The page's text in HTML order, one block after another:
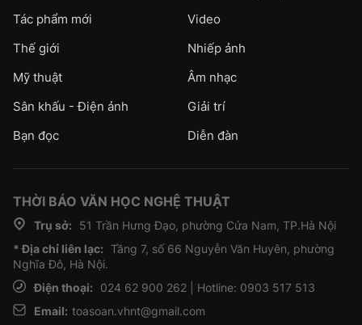
Tác phẩm mới
Video
Thế giới
Nhiếp ảnh
Mỹ thuật
Âm nhạc
Sân khấu - Điện ảnh
Giải trí
Bạn đọc
Diễn đàn
THỜI BÁO VĂN HỌC NGHỆ THUẬT
Trụ sở:
51 Trần Hưng Đạo, phường Cửa Nam, TP.Hà Nội
* Địa chỉ liên lạc: Tầng 7, số 66 Nguyễn Văn Huyên, phường
Nghĩa Đô, Hà Nội.
Điện thoại:
024 62 900 262 | Hotline: 0903 517 513
Email: toasoan.vhnt@gmail.com